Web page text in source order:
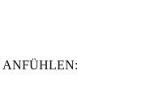
ANFÜHLEN: